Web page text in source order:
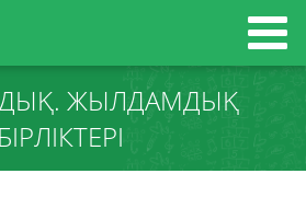
ЖЫЛДАМДЫҚ
БІРЛІКТЕРІ